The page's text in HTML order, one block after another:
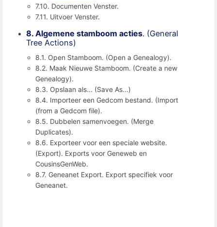
7.10. Documenten Venster.
7.11. Uitvoer Venster.
8. Algemene stamboom acties. (General
Tree Actions)
8.1. Open Stamboom. (Open a Genealogy).
8.2. Maak Nieuwe Stamboom. (Create a new
Genealogy).
8.3. Opslaan als... (Save As...)
8.4. Importeer een Gedcom bestand. (Import
(from a Gedcom file).
8.5. Dubbelen samenvoegen. (Merge
Duplicates).
8.6. Exporteer voor een speciale website.
(Export). Exports voor Geneweb en
CousinsGenWeb.
8.7. Geneanet Export. Export specifiek voor
Geneanet.